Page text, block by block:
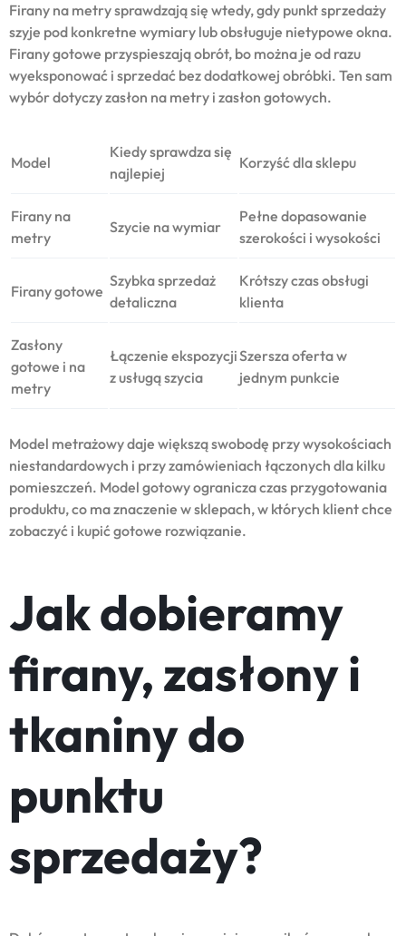
Firany na metry sprawdzają się wtedy, gdy punkt sprzedaży
szyje pod konkretne wymiary lub obsługuje nietypowe okna.
Firany gotowe przyspieszają obrót, bo można je od razu
wyeksponować i sprzedać bez dodatkowej obróbki. Ten sam
wybór dotyczy zasłon na metry i zasłon gotowych.
Model
Kiedy sprawdza się
najlepiej
Korzyść dla sklepu
Firany na
metry
Szycie na wymiar
Pełne dopasowanie
szerokości i wysokości
Firany gotowe
Szybka sprzedaż
detaliczna
Krótszy czas obsługi
klienta
Zasłony
gotowe i na
metry
Łączenie ekspozycji
z usługą szycia
Szersza oferta w
jednym punkcie
Model metrażowy daje większą swobodę przy wysokościach
niestandardowych i przy zamówieniach łączonych dla kilku
pomieszczeń. Model gotowy ogranicza czas przygotowania
produktu, co ma znaczenie w sklepach, w których klient chce
zobaczyć i kupić gotowe rozwiązanie.
Jak dobieramy
firany, zasłony i
tkaniny do
punktu
sprzedaży?